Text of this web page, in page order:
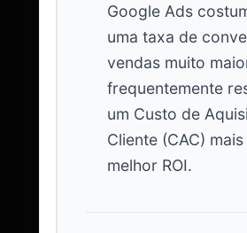
Google Ads
uma taxa de
vendas muito
frequentemente
um Custo de
Cliente (CAC)
melhor ROI.